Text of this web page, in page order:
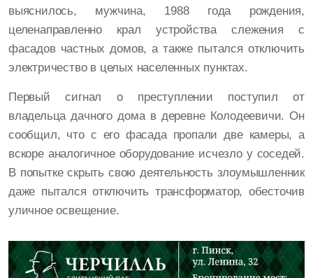
выяснилось, мужчина, 1988 года рождения,
целенаправленно крал устройства слежения с
фасадов частных домов, а также пытался отключить
электричество в целых населенных пунктах.
Первый сигнал о преступлении поступил от
владельца дачного дома в деревне Колодеевичи. Он
сообщил, что с его фасада пропали две камеры, а
вскоре аналогичное оборудование исчезло у соседей.
В попытке скрыть свою деятельность злоумышленник
даже пытался отключить трансформатор, обесточив
уличное освещение.